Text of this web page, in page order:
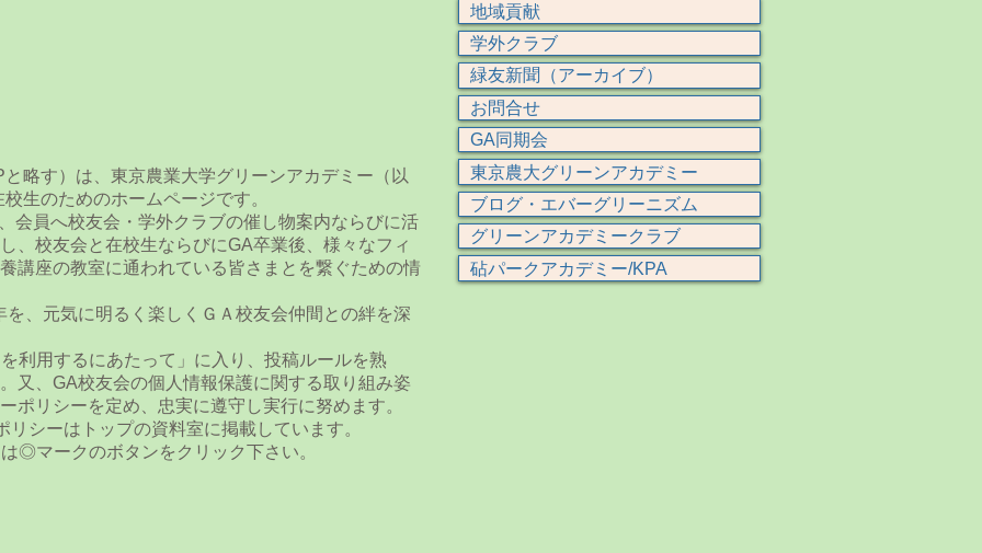
略す）は、東京農業大学グリーンアカデミー（以
生のためのホームページです。
員へ校友会・学外クラブの催し物案内ならびに活
、校友会と在校生ならびにGA卒業後、様々なフィ
講座の教室に通われている皆さまとを繋ぐための情
、元気に明るく楽しくＧＡ校友会仲間との絆を深
利用するにあたって」に入り、投稿ルールを熟
又、GA校友会の個人情報保護に関する取り組み姿
ポリシーを定め、忠実に遵守し実行に努めます。
シーはトップの資料室に掲載しています。
◎マークのボタンをクリック下さい。
地域貢献
学外クラブ
緑友新聞（アーカイブ）
お問合せ
GA同期会
東京農大グリーンアカデミー
ブログ・エバーグリーニズム
グリーンアカデミークラブ
砧パークアカデミー/KPA